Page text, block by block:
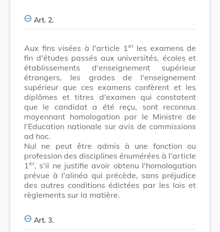
Art. 2.
Aux fins visées à l'article 1 erles examens de
fin d'études passés aux universités, écoles et
établissements d'enseignement supérieur
étrangers, les grades de l'enseignement
supérieur que ces examens confèrent et les
diplômes et titres d'examen qui constatent
que le candidat a été reçu, sont reconnus
moyennant homologation par le Ministre de
l'Education nationale sur avis de commissions
ad hoc.
Nul ne peut être admis à une fonction ou
profession des disciplines énumérées à l'article
1 er, s'il ne justifie avoir obtenu l'homologation
prévue à l'alinéa qui précède, sans préjudice
des autres conditions édictées par les lois et
règlements sur la matière.
Art. 3.